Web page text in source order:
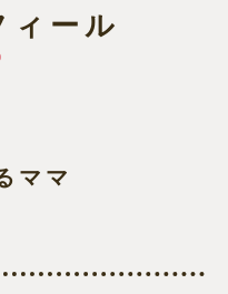
ィール
ママ